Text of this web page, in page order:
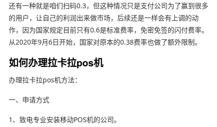
还有一种就是咱们扫码0.3，但这种情况只是支付公司为了赢到很多
的用户，让自己的利润出来做市场，后续还是一样会有上调的动
作，因为国家规定目前只有0.6是标准费率，免密免签的闪付费率。
从2020年9月6日开始，国家对原本的0.38费率也做了额外限制。
如何办理拉卡拉pos机
办理拉卡拉pos机方法：
一、申请方式
1、致电专业安装移动POS机的公司。